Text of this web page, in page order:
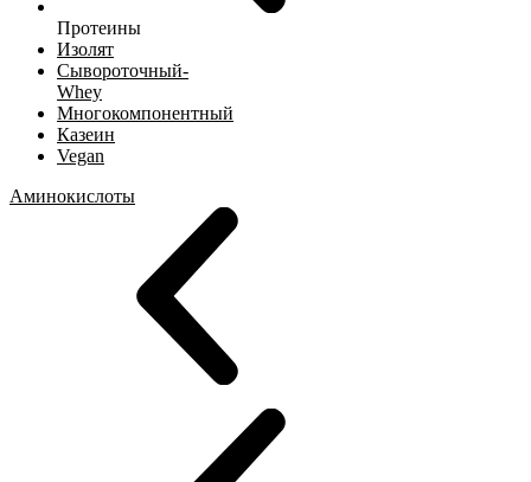
Протеины
Изолят
Сывороточный-
Whey
Многокомпонентный
Казеин
Vegan
Аминокислоты